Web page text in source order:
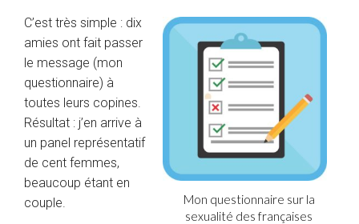
Mon questionnaire sur la
sexualité des françaises
C’est très simple : dix
amies ont fait passer
le message (mon
questionnaire) à
toutes leurs copines.
Résultat : j’en arrive à
un panel représentatif
de cent femmes,
beaucoup étant en
couple.